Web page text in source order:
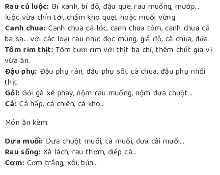
Rau củ luộc: Bí xanh, bí đỏ, đậu que, rau muống, mướp…
luộc vừa chín tới, chấm kho quẹt hoặc muối vừng.
Canh chua:Canh chua cá lóc, canh chua tôm, canh chua cá
ba sa… với các loại rau như: dọc mùng, giá đỗ, cà chua, dứa.
Tôm rim thịt:Tôm tươi rim với thịt ba chỉ, thêm chút gia vị
vừa ăn.
Đậu phụ: Đậu phụ rán, đậu phụ sốt cà chua, đậu phụ nhồi
thịt.
Gỏi: Gỏi gà xé phay, nộm rau muống, nộm dưa chuột…
Cá:Cá hấp, cá chiên, cá kho…
Món ăn kèm:
Dưa muối: Dưa chuột muối, cà muối, dưa cải muối…
Rau sống: Xà lách, rau thơm, diếp cá…
Cơm: Cơm trắng, xôi, bún…